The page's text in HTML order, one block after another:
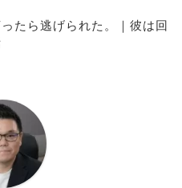
たら逃げられた。｜彼は回